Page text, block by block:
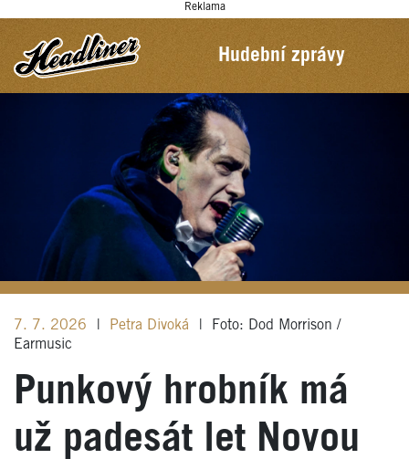
Reklama
Hudební zprávy
7. 7. 2026 Petra Divoká
Foto: Dod Morrison /
Earmusic
Punkový hrobník má
už padesát let Novou